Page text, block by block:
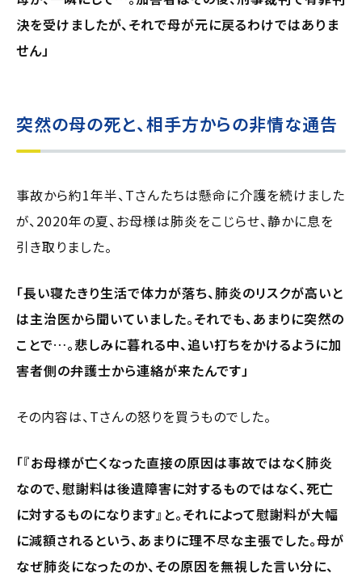
決を受けましたが、それで母が元に戻るわけではありま
せん」
突然の母の死と、相手方からの非情な通告
事故から約1年半、Tさんたちは懸命に介護を続けました
が、2020年の夏、お母様は肺炎をこじらせ、静かに息を
引き取りました。
「長い寝たきり生活で体力が落ち、肺炎のリスクが高いと
は主治医から聞いていました。それでも、あまりに突然の
ことで…。悲しみに暮れる中、追い打ちをかけるように加
害者側の弁護士から連絡が来たんです」
その内容は、Tさんの怒りを買うものでした。
「『お母様が亡くなった直接の原因は事故ではなく肺炎
なので、慰謝料は後遺障害に対するものではなく、死亡
に対するものになります』と。それによって慰謝料が大幅
に減額されるという、あまりに理不尽な主張でした。母が
なぜ肺炎になったのか、その原因を無視した言い分に、